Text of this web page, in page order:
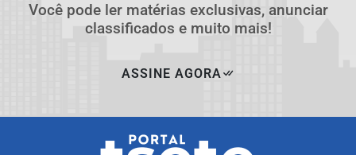
Você pode ler matérias exclusivas, anunciar
classificados e muito mais!
ASSINE AGORA